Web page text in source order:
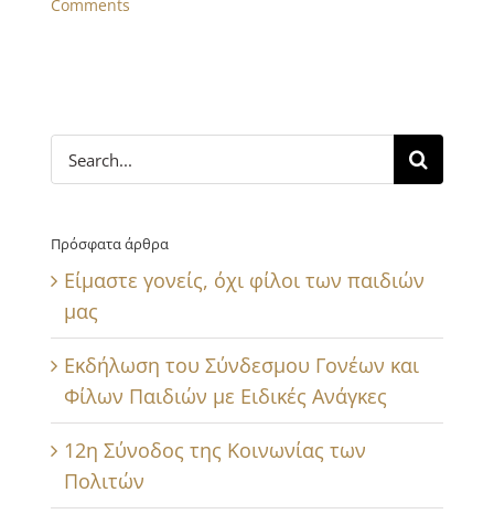
Comments
Search
for:
Πρόσφατα άρθρα
Είμαστε γονείς, όχι φίλοι των παιδιών
μας
Εκδήλωση του Σύνδεσμου Γονέων και
Φίλων Παιδιών με Ειδικές Ανάγκες
12η Σύνοδος της Κοινωνίας των
Πολιτών